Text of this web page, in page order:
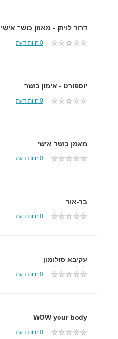
דרור לויתן - מאמן כושר אישי
0 חוות דעת
יוספורט - אימון כושר
0 חוות דעת
מאמן כושר אישי
0 חוות דעת
בר-אור
0 חוות דעת
עקיבא סולומון
0 חוות דעת
WOW your body
0 חוות דעת